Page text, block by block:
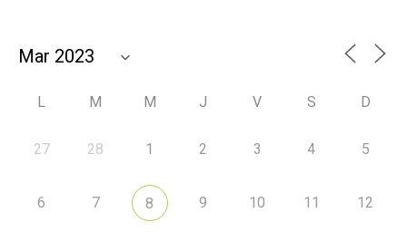
L M M J V S D
27 28 1 2 3 4 5
6 7 8 9 10 11 12